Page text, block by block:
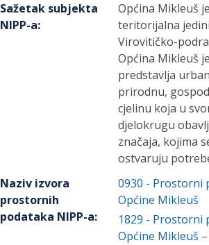
Sažetak subjekta
NIPP-a:
Općina Mikleuš
teritorijalna
Virovitičko-
Općina Mikleuš
predstavlja
prirodnu,
cjelinu koja u
djelokrugu
značaja, kojima
ostvaruju
Naziv izvora
prostornih
podataka NIPP-a:
0930 - Prostorni
Općine Mikleuš
1829 - Prostorni
Općine Mikleuš –